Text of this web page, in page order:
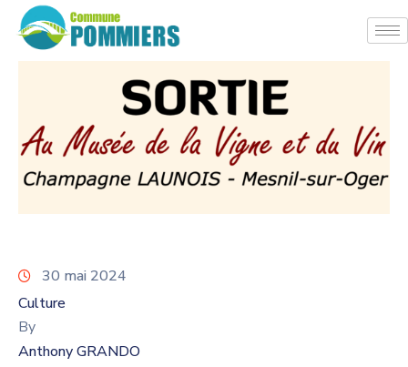
30 mai 2024
Culture
By
Anthony GRANDO